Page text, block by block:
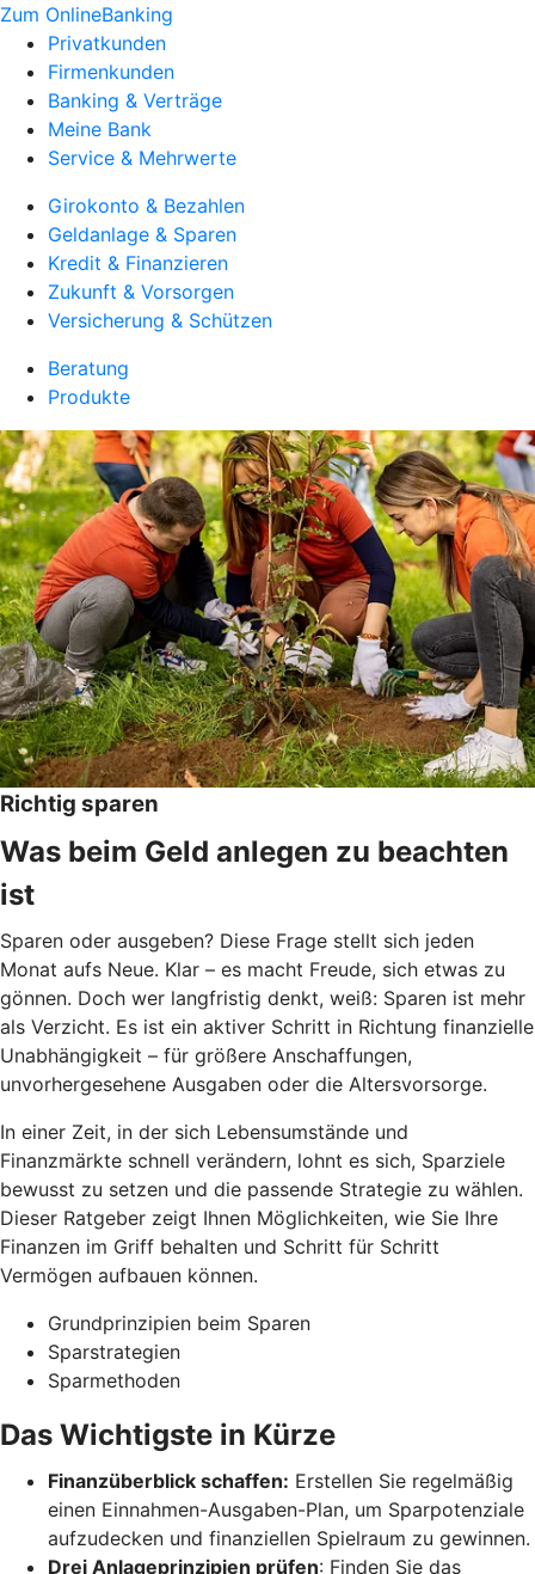
Zum OnlineBanking
Privatkunden
Firmenkunden
Banking & Verträge
Meine Bank
Service & Mehrwerte
Girokonto & Bezahlen
Geldanlage & Sparen
Kredit & Finanzieren
Zukunft & Vorsorgen
Versicherung & Schützen
Beratung
Produkte
Richtig sparen
Was beim Geld anlegen zu beachten
ist
Sparen oder ausgeben? Diese Frage stellt sich jeden
Monat aufs Neue. Klar – es macht Freude, sich etwas zu
gönnen. Doch wer langfristig denkt, weiß: Sparen ist mehr
als Verzicht. Es ist ein aktiver Schritt in Richtung finanzielle
Unabhängigkeit – für größere Anschaffungen,
unvorhergesehene Ausgaben oder die Altersvorsorge.
In einer Zeit, in der sich Lebensumstände und
Finanzmärkte schnell verändern, lohnt es sich, Sparziele
bewusst zu setzen und die passende Strategie zu wählen.
Dieser Ratgeber zeigt Ihnen Möglichkeiten, wie Sie Ihre
Finanzen im Griff behalten und Schritt für Schritt
Vermögen aufbauen können.
Grundprinzipien beim Sparen
Sparstrategien
Sparmethoden
Das Wichtigste in Kürze
Finanzüberblick schaffen: Erstellen Sie regelmäßig
einen Einnahmen-Ausgaben-Plan, um Sparpotenziale
aufzudecken und finanziellen Spielraum zu gewinnen.
Drei Anlageprinzipien prüfen: Finden Sie das